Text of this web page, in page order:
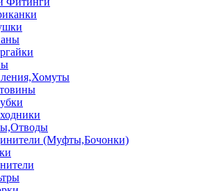
(Муфты,Бочонки)